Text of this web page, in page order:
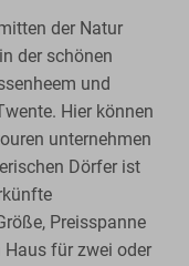
der Natur
der schönen
und
Hier können
unternehmen
Dörfer ist
Preisspanne
für zwei oder